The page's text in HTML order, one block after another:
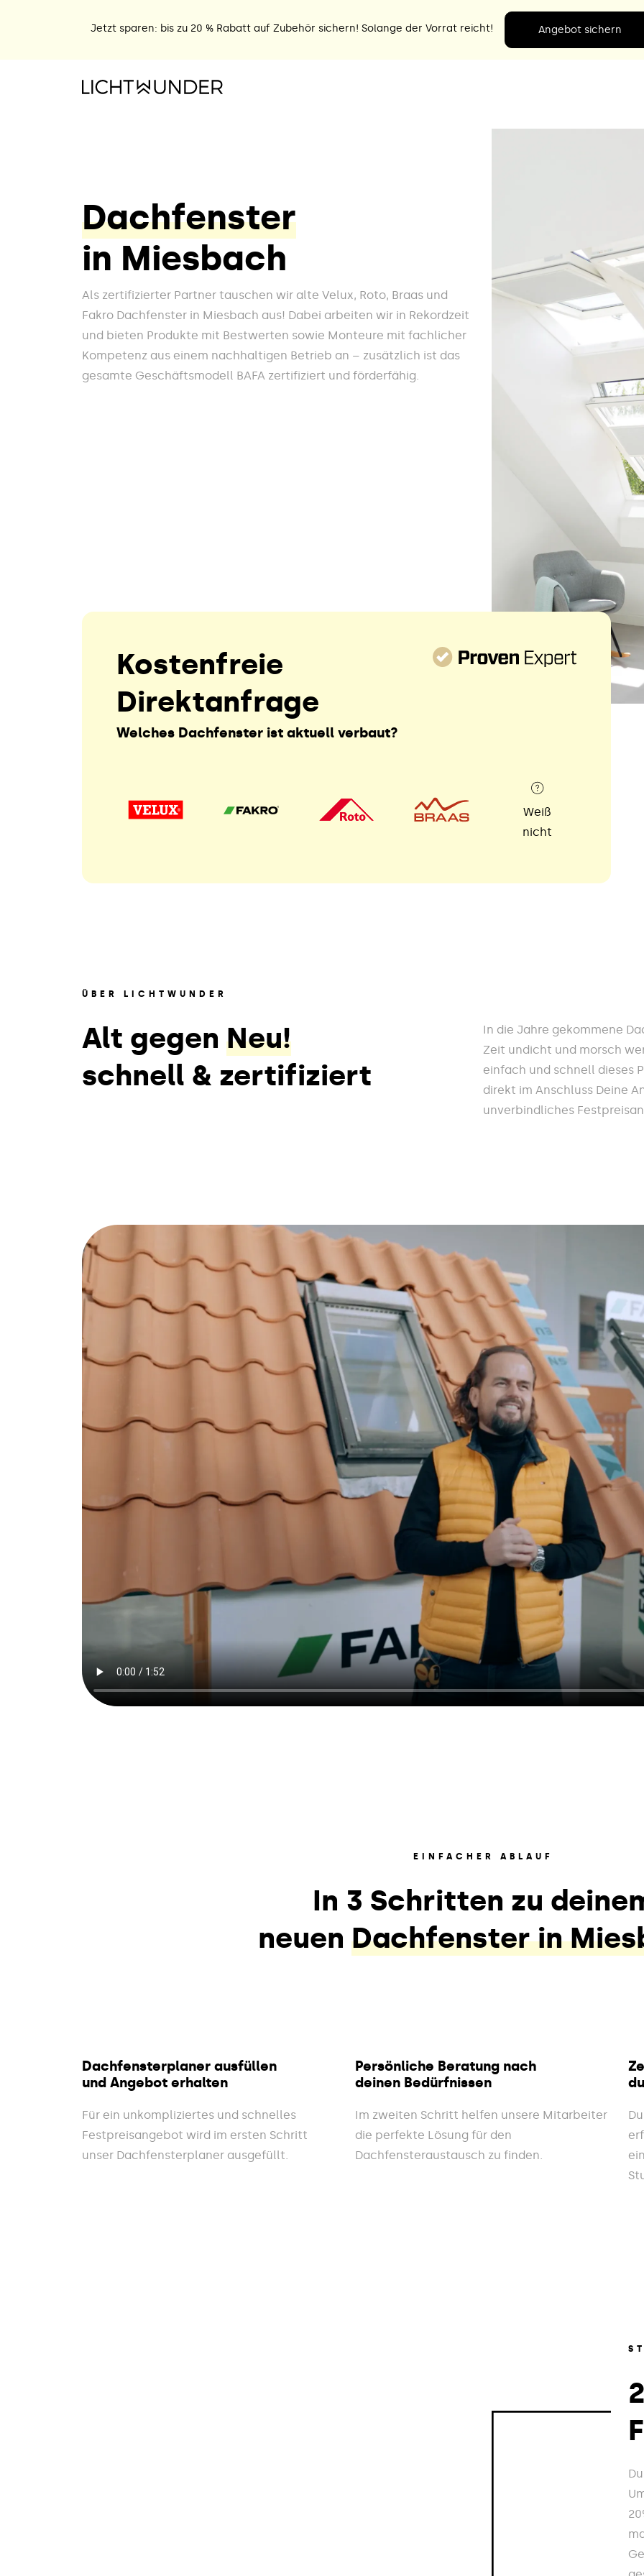
Jetzt sparen: bis zu 20 % Rabatt auf Zubehör sichern! Solange der Vorrat reicht! Angebot sichern
Dachfenster
in Miesbach
Als zertifizierter Partner tauschen wir alte Velux, Roto, Braas und
Fakro Dachfenster in Miesbach aus! Dabei arbeiten wir in Rekordzeit
und bieten Produkte mit Bestwerten sowie Monteure mit fachlicher
Kompetenz aus einem nachhaltigen Betrieb an – zusätzlich ist das
gesamte Geschäftsmodell BAFA zertifiziert und förderfähig.
Kostenfreie
Direktanfrage
Welches Dachfenster ist aktuell verbaut?
Weiß
nicht
ÜBER LICHTWUNDER
Alt gegen Neu!
schnell & zertifiziert
In die Jahre gekommene
Zeit undicht und morsch
einfach und schnell dieses
direkt im Anschluss Deine
unverbindliches
EINFACHER ABLAUF
In 3 Schritten zu
neuen Dachfenster in
Dachfensterplaner ausfüllen
und Angebot erhalten
Für ein unkompliziertes und schnelles
Festpreisangebot wird im ersten Schritt
unser Dachfensterplaner ausgefüllt.
Persönliche Beratung nach
deinen Bedürfnissen
Im zweiten Schritt helfen unsere Mitarbeiter
die perfekte Lösung für den
Dachfensteraustausch zu finden.